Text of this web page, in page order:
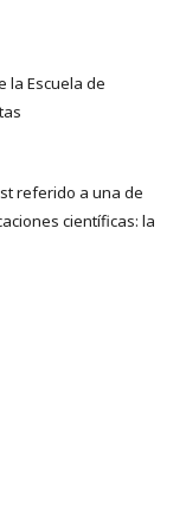
la Escuela de
referido a una de
científicas: la